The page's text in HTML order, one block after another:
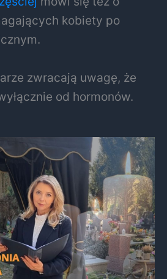
kobiety po
zwracają uwagę, że
od hormonów.